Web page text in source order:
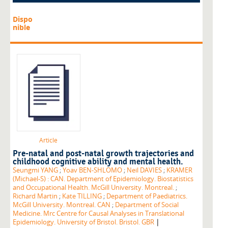
Dispo
nible
Article
Pre-natal and post-natal growth trajectories and
childhood cognitive ability and mental health.
Seungmi YANG ;Yoav BEN-SHLOMO ; Neil DAVIES ; KRAMER
(Michael-S) : CAN. Department of Epidemiology. Biostatistics
and Occupational Health. McGill University. Montreal. ;
Richard Martin ; Kate TILLING ; Department of Paediatrics.
McGill University. Montreal. CAN ; Department of Social
Medicine. Mrc Centre for Causal Analyses in Translational
Epidemiology. University of Bristol. Bristol. GBR |